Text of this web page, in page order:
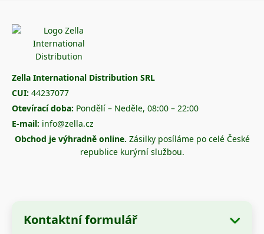
Zella International Distribution SRL
CUI: 44237077
Otevírací doba: Pondělí – Neděle, 08:00 – 22:00
E-mail: info@zella.cz
Obchod je výhradně online. Zásilky posíláme po celé České
republice kurýrní službou.
Kontaktní formulář